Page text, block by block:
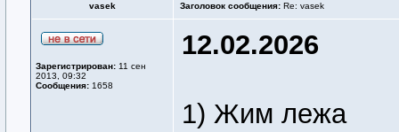
vasek Заголовок сообщения: Re: vasek
Зарегистрирован: 11 сен
2013, 09:32
Сообщения: 1658
12.02.2026
1) Жим лежа